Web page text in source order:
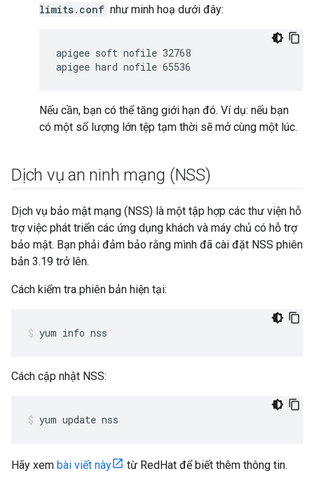
limits.conf như minh hoạ dưới đây:
apigee soft nofile 32768
apigee hard nofile 65536
Nếu cần, bạn có thể tăng giới hạn đó. Ví dụ: nếu bạn
có một số lượng lớn tệp tạm thời sẽ mở cùng một lúc.
Dịch vụ an ninh mạng (NSS)
Dịch vụ bảo mật mạng (NSS) là một tập hợp các thư viện hỗ
trợ việc phát triển các ứng dụng khách và máy chủ có hỗ trợ
bảo mật. Bạn phải đảm bảo rằng mình đã cài đặt NSS phiên
bản 3.19 trở lên.
Cách kiểm tra phiên bản hiện tại:
yum info nss
Cách cập nhật NSS:
yum update nss
Hãy xem bài viết này từ RedHat để biết thêm thông tin.